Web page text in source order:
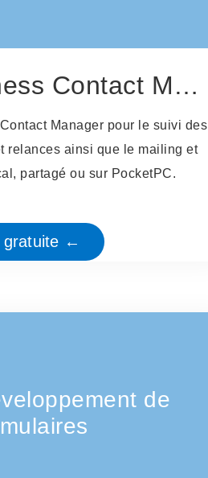
Contact Manager
Manager pour le suivi des
relances ainsi que le mailing et
partagé ou sur PocketPC.
←
de